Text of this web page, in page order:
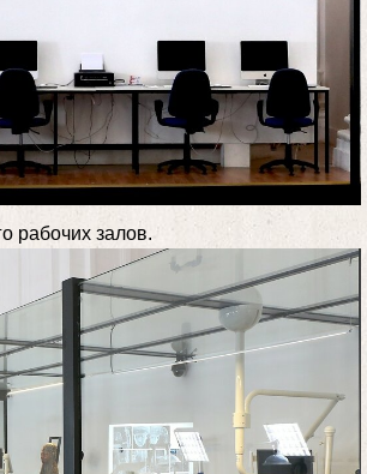
рабочих залов.